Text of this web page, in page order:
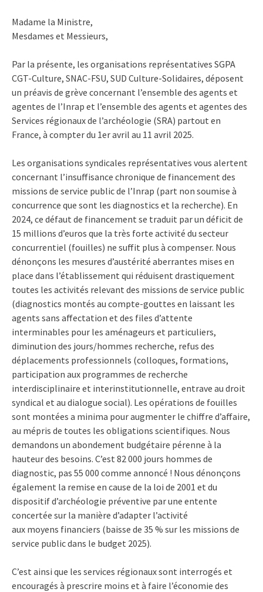
Madame la Ministre,
Mesdames et Messieurs,
Par la présente, les organisations représentatives SGPA
CGT-Culture, SNAC-FSU, SUD Culture-Solidaires, déposent
un préavis de grève concernant l’ensemble des agents et
agentes de l’Inrap et l’ensemble des agents et agentes des
Services régionaux de l’archéologie (SRA) partout en
France, à compter du 1er avril au 11 avril 2025.
Les organisations syndicales représentatives vous alertent
concernant l’insuffisance chronique de financement des
missions de service public de l’Inrap (part non soumise à
concurrence que sont les diagnostics et la recherche). En
2024, ce défaut de financement se traduit par un déficit de
15 millions d’euros que la très forte activité du secteur
concurrentiel (fouilles) ne suffit plus à compenser. Nous
dénonçons les mesures d’austérité aberrantes mises en
place dans l’établissement qui réduisent drastiquement
toutes les activités relevant des missions de service public
(diagnostics montés au compte-gouttes en laissant les
agents sans affectation et des files d’attente
interminables pour les aménageurs et particuliers,
diminution des jours/hommes recherche, refus des
déplacements professionnels (colloques, formations,
participation aux programmes de recherche
interdisciplinaire et interinstitutionnelle, entrave au droit
syndical et au dialogue social). Les opérations de fouilles
sont montées a minima pour augmenter le chiffre d’affaire,
au mépris de toutes les obligations scientifiques. Nous
demandons un abondement budgétaire pérenne à la
hauteur des besoins. C’est 82 000 jours hommes de
diagnostic, pas 55 000 comme annoncé ! Nous dénonçons
également la remise en cause de la loi de 2001 et du
dispositif d’archéologie préventive par une entente
concertée sur la manière d’adapter l’activité
aux moyens financiers (baisse de 35 % sur les missions de
service public dans le budget 2025).
C’est ainsi que les services régionaux sont interrogés et
encouragés à prescrire moins et à faire l’économie des